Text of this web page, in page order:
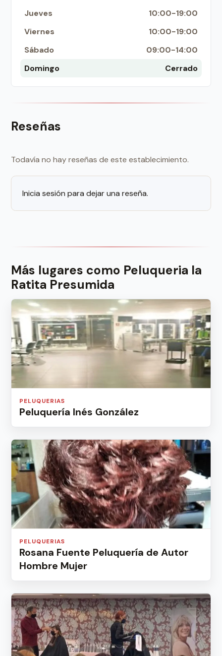
Jueves
10:00-19:00
Viernes
10:00-19:00
Sábado
09:00-14:00
Domingo
Cerrado
Reseñas
Todavía no hay reseñas de este establecimiento.
Inicia sesión para dejar una reseña.
Más lugares como Peluqueria la
Ratita Presumida
PELUQUERIAS
Peluquería Inés González
PELUQUERIAS
Rosana Fuente Peluquería de Autor
Hombre Mujer